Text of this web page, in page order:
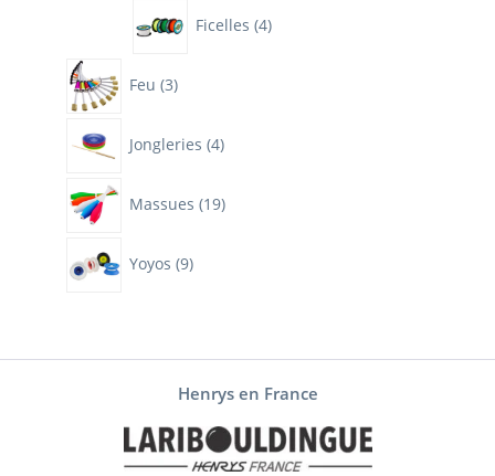
Ficelles 4
produits
Feu 3
produits
Jongleries 4
produits
Massues 19
produits
Yoyos 9
produits
Henrys en France